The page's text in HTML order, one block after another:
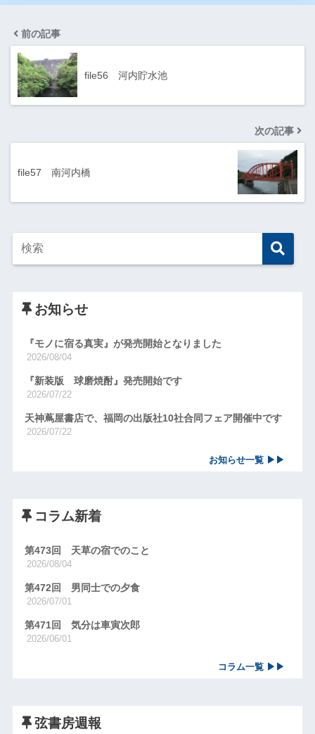
前の記事
file56 河内貯水池
次の記事
file57 南河内橋
お知らせ
『モノに宿る真実』が発売開始となりました
2026/08/04
『新装版 球磨焼酎』発売開始です
2026/07/22
天神蔦屋書店で、福岡の出版社10社合同フェア開催中です
2026/07/22
お知らせ一覧 ▶▶
コラム新着
第473回 天草の宿でのこと
2026/08/04
第472回 男同士での夕食
2026/07/01
第471回 気分は車寅次郎
2026/06/01
コラム一覧 ▶▶
弦書房週報